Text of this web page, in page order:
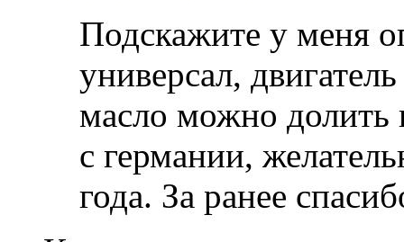
Подскажите у меня
универсал,
масло можно долить
с германии,
года. За ранее